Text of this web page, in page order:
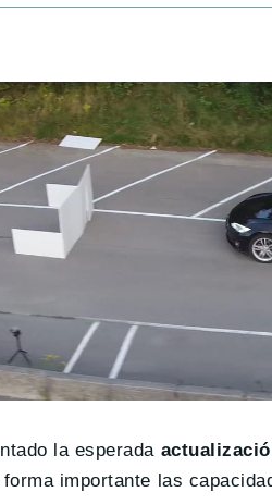
la esperada
importante las